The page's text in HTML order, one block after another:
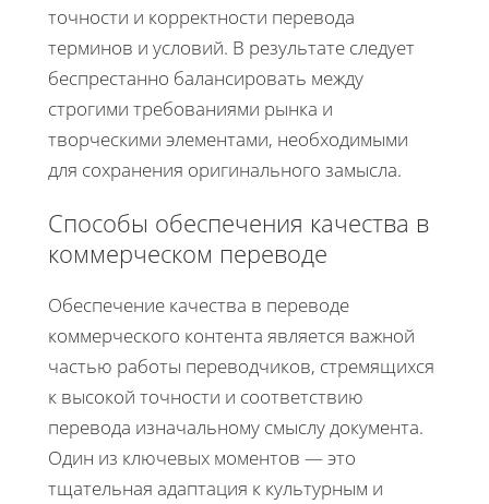
точности и корректности перевода
терминов и условий. В результате следует
беспрестанно балансировать между
строгими требованиями рынка и
творческими элементами, необходимыми
для сохранения оригинального замысла.
Способы обеспечения качества в
коммерческом переводе
Обеспечение качества в переводе
коммерческого контента является важной
частью работы переводчиков, стремящихся
к высокой точности и соответствию
перевода изначальному смыслу документа.
Один из ключевых моментов — это
тщательная адаптация к культурным и